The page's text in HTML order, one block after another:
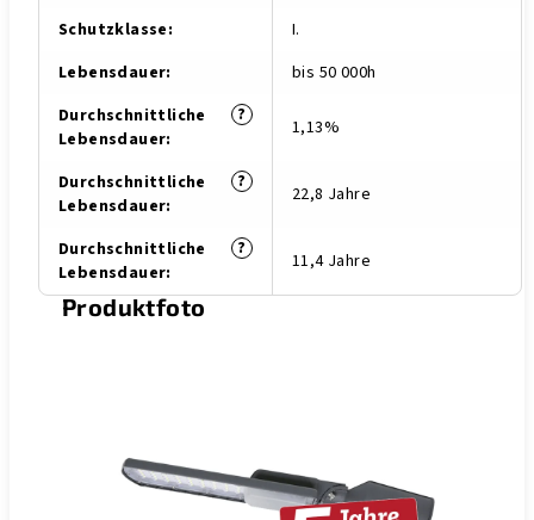
Schutzklasse:
I.
Lebensdauer:
bis 50 000h
?
Durchschnittliche
Lebensdauer: 1,13%
?
Durchschnittliche
Lebensdauer: 22,8 Jahre
?
Durchschnittliche
Lebensdauer: 11,4 Jahre
Produktfoto